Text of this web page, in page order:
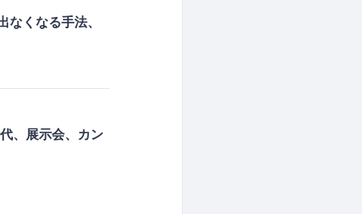
くなる手法、
、展示会、カン